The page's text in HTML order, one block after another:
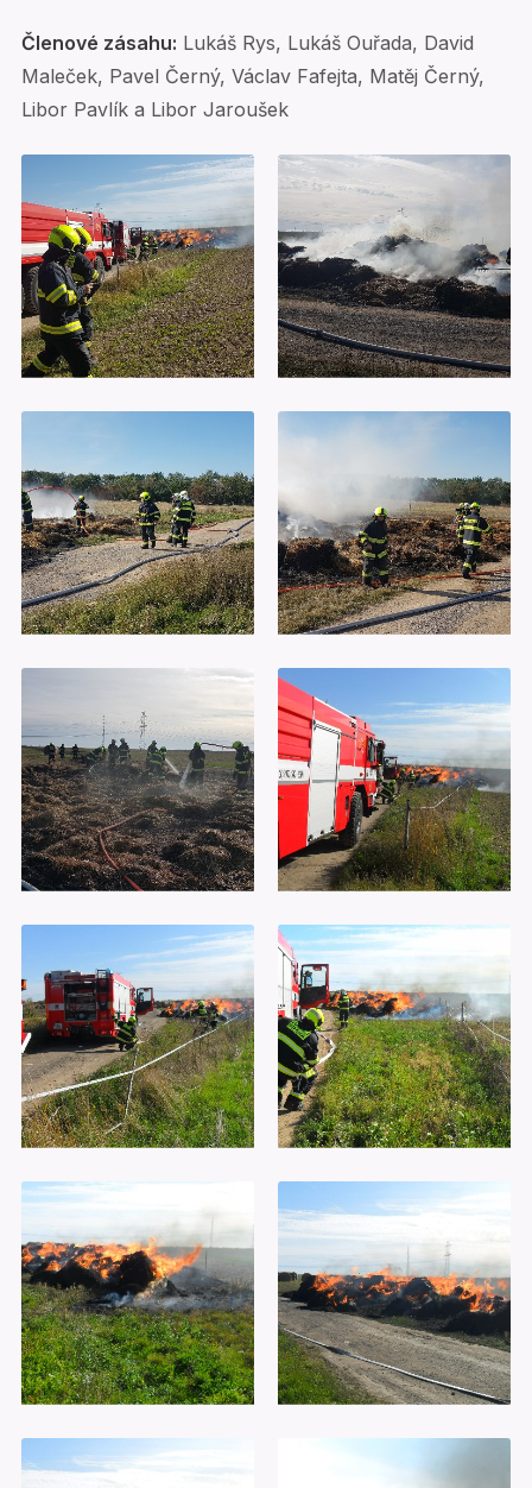
Členové zásahu: Lukáš Rys, Lukáš Ouřada, David
Maleček, Pavel Černý, Václav Fafejta, Matěj Černý,
Libor Pavlík a Libor Jaroušek